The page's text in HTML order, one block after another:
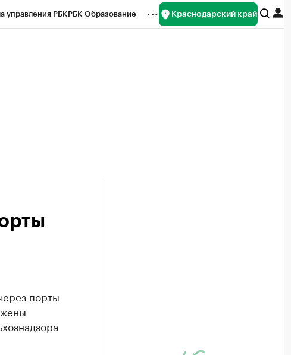
управления РБКРБК Образование Краснодарский край
порты